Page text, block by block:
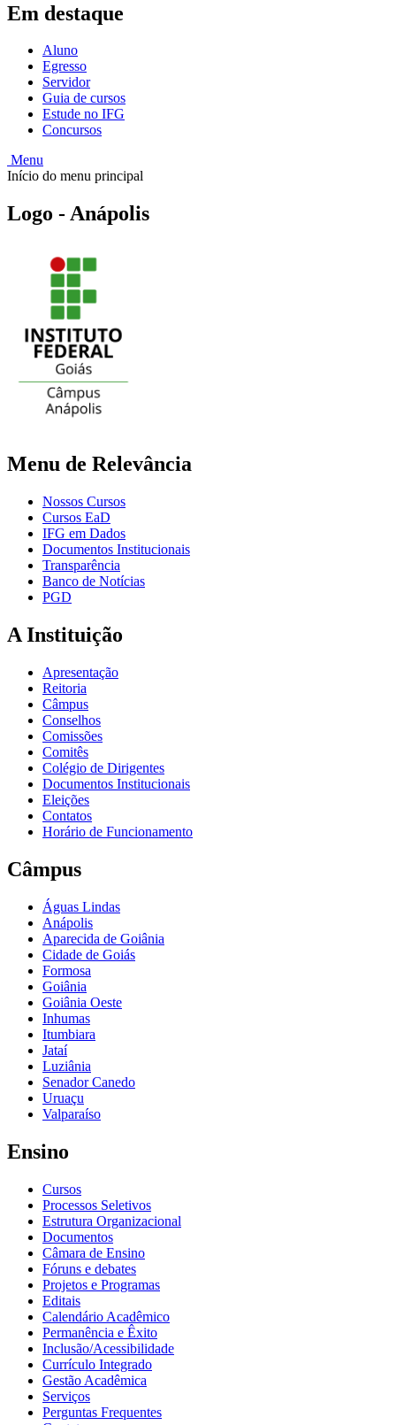
Em destaque
Aluno
Egresso
Servidor
Guia de cursos
Estude no IFG
Concursos
Menu
Início do menu principal
Logo - Anápolis
Menu de Relevância
Nossos Cursos
Cursos EaD
IFG em Dados
Documentos Institucionais
Transparência
Banco de Notícias
PGD
A Instituição
Apresentação
Reitoria
Câmpus
Conselhos
Comissões
Comitês
Colégio de Dirigentes
Documentos Institucionais
Eleições
Contatos
Horário de Funcionamento
Câmpus
Águas Lindas
Anápolis
Aparecida de Goiânia
Cidade de Goiás
Formosa
Goiânia
Goiânia Oeste
Inhumas
Itumbiara
Jataí
Luziânia
Senador Canedo
Uruaçu
Valparaíso
Ensino
Cursos
Processos Seletivos
Estrutura Organizacional
Documentos
Câmara de Ensino
Fóruns e debates
Projetos e Programas
Editais
Calendário Acadêmico
Permanência e Êxito
Inclusão/Acessibilidade
Currículo Integrado
Gestão Acadêmica
Serviços
Perguntas Frequentes